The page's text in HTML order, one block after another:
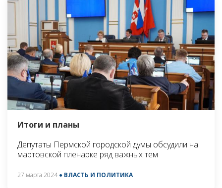
Итоги и планы
Депутаты Пермской городской думы обсудили на
мартовской пленарке ряд важных тем
27 марта 2024● ВЛАСТЬ И ПОЛИТИКА